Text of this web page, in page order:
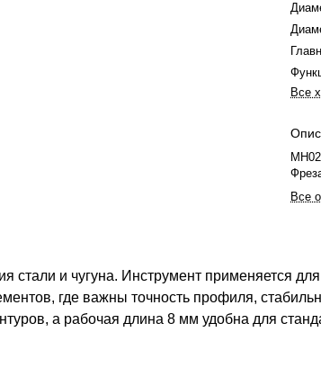
Все
Все
и чугуна. Инструмент применяется для
где важны точность профиля,
а рабочая длина 8 мм удобна для